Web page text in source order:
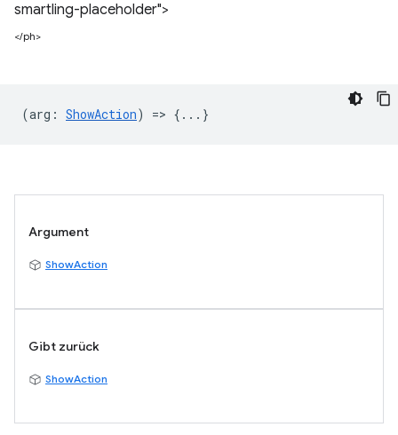
smartling-placeholder">
</ph>
(arg : ShowAction) => {...}
Argument
ShowAction
Gibt zurück
ShowAction